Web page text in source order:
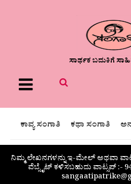
ಸಾರ್ಥಕ ಬದುಕಿಗೆ
Menu
ಕಾವ್ಯ ಸಂಗಾತಿ ಕಥಾ ಸಂಗಾತಿ
ನಿಮ್ಮ ಲೇಖನಗಳನ್ನು ಇ-ಮೇಲ್ ಅಥವಾ
ವೆಬ್ಸೈಟ್ ಕಳಿಸಬಹುದು ವಾಟ್ಸಪ್‌ :-